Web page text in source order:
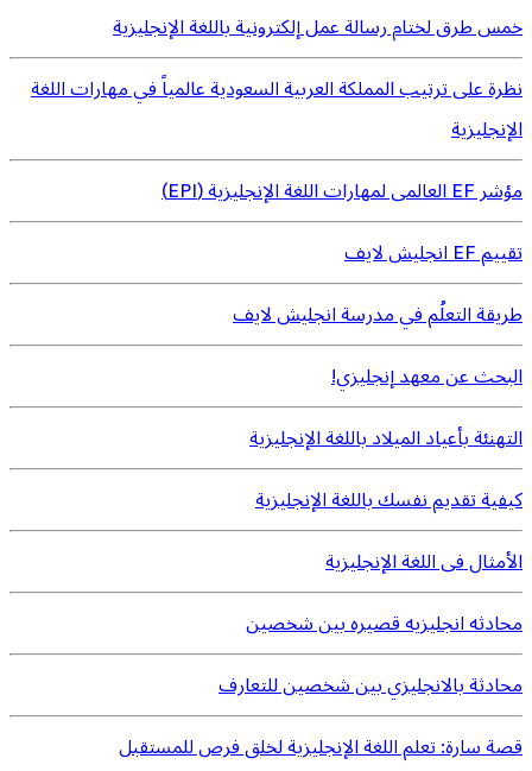
خمس طرق لختام رسالة عمل إلكترونية باللغة الإنجليزية
نظرة على ترتيب المملكة العربية السعودية عالمياً في مهارات اللغة
الإنجليزية
مؤشر EF العالمى لمهارات اللغة الإنجليزية (EPI)
تقييم EF انجليش لايف
طريقة التعلُم في مدرسة انجليش لايف
البحث عن معهد إنجليزي!
التهنئة بأعياد الميلاد باللغة الإنجليزية
كيفية تقديم نفسك باللغة الإنجليزية
الأمثال فى اللغة الإنجليزية
محادثه انجليزيه قصيره بين شخصين
محادثة بالانجليزي بين شخصين للتعارف
قصة سارة: تعلم اللغة الإنجليزية لخلق فرص للمستقبل